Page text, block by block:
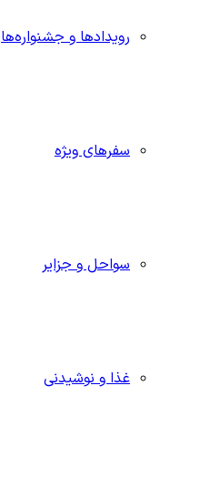
رویدادها و جشنواره‌ها
سفرهای ویژه
سواحل و جزایر
غذا و نوشیدنی